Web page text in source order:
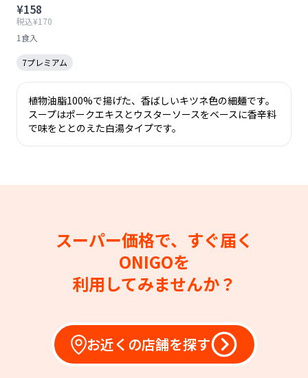
¥158
税込¥170
1食入
7プレミアム
植物油脂100%で揚げた、香ばしいキツネ色の細麺です。
スープはポークエキスとウスターソースをベースに香辛料
で味をととのえた白湯タイプです。
スーパー価格で、すぐ届く
ONIGOを
利用してみませんか？
お近くの店舗を探す